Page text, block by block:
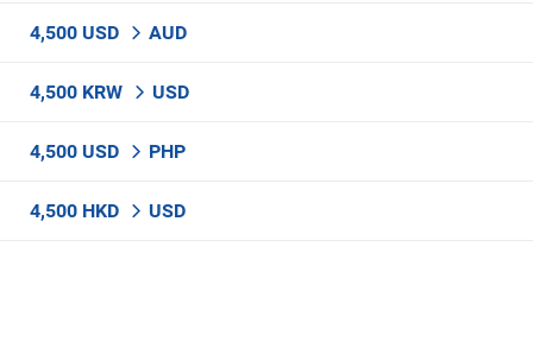
4,500 USD AUD
4,500 KRW USD
4,500 USD PHP
4,500 HKD USD